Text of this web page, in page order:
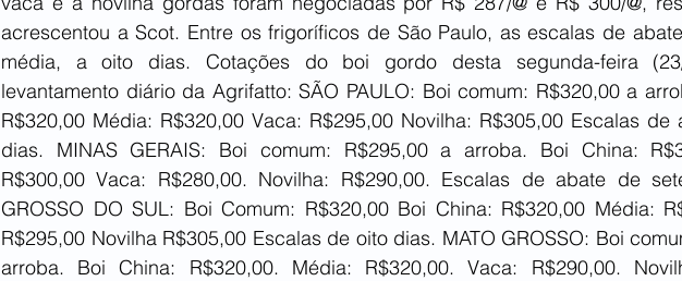
acrescentou a Scot. Entre os frigoríficos de São Paulo, as escalas de
média, a oito dias. Cotações do boi gordo desta segunda-feira
levantamento diário da Agrifatto: SÃO PAULO: Boi comum: R$320,00 a
R$320,00 Média: R$320,00 Vaca: R$295,00 Novilha: R$305,00 Escalas
dias. MINAS GERAIS: Boi comum: R$295,00 a arroba. Boi China:
R$300,00 Vaca: R$280,00. Novilha: R$290,00. Escalas de abate de
GROSSO DO SUL: Boi Comum: R$320,00 Boi China: R$320,00 Média:
R$295,00 Novilha R$305,00 Escalas de oito dias. MATO GROSSO: Boi
arroba. Boi China: R$320,00. Média: R$320,00. Vaca: R$290,00.